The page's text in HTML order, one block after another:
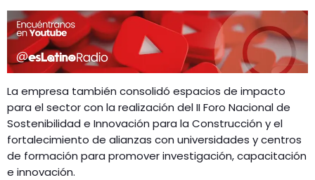
La empresa también consolidó espacios de impacto
para el sector con la realización del II Foro Nacional de
Sostenibilidad e Innovación para la Construcción y el
fortalecimiento de alianzas con universidades y centros
de formación para promover investigación, capacitación
e innovación.